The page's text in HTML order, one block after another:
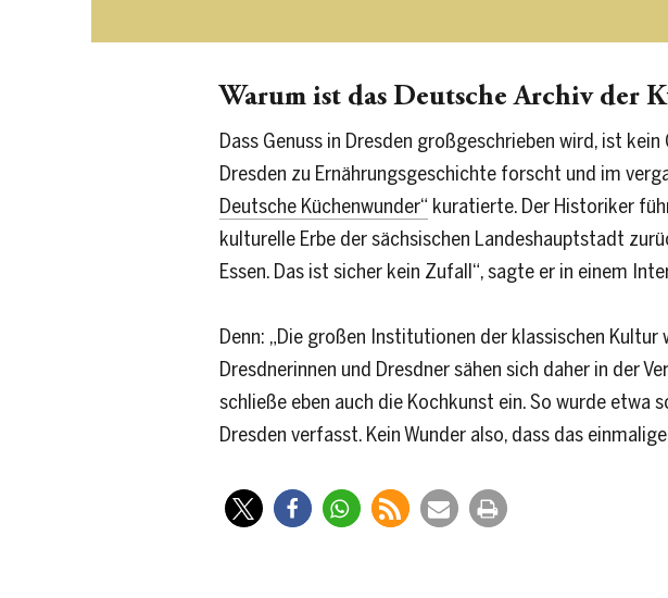
Warum ist das Deutsche Archiv der
Dass Genuss in Dresden großgeschrieben wird, ist
Dresden zu Ernährungsgeschichte forscht und im
Deutsche Küchenwunder“ kuratierte. Der Historiker
kulturelle Erbe der sächsischen Landeshauptstadt
Essen. Das ist sicher kein Zufall“, sagte er in einem
Denn: „Die großen Institutionen der klassischen
Dresdnerinnen und Dresdner sähen sich daher in der
schließe eben auch die Kochkunst ein. So wurde
Dresden verfasst. Kein Wunder also, dass das